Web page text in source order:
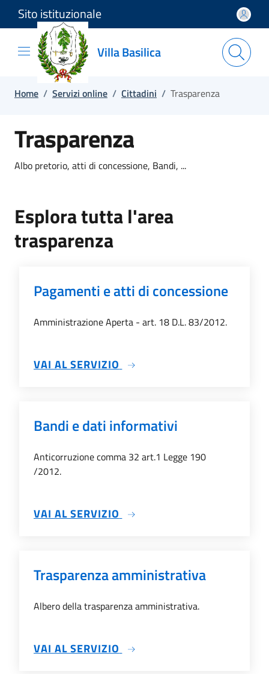
Salta e vai al contenuto
Salta e vai al footer
Sito istituzionale
Villa Basilica
Home / Servizi online / Cittadini / Trasparenza
Trasparenza
Albo pretorio, atti di concessione, Bandi, ...
Esplora tutta l'area
trasparenza
Pagamenti e atti di concessione
Amministrazione Aperta - art. 18 D.L. 83/2012.
VAI AL SERVIZIO SU PAGAMENTI E ATTI DI
Bandi e dati informativi
Anticorruzione comma 32 art.1 Legge 190
/2012.
VAI AL SERVIZIO SU BANDI E DATI
Trasparenza amministrativa
Albero della trasparenza amministrativa.
VAI AL SERVIZIO SU TRASPARENZA